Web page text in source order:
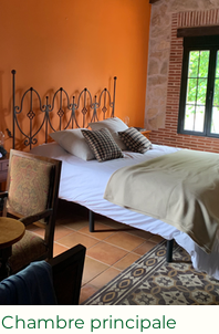
Chambre principale